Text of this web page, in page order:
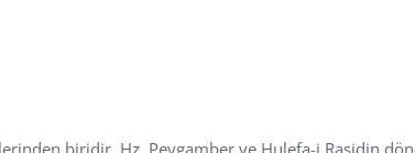
biridir. Hz. Peygamber ve Hulefa-i Raşidin